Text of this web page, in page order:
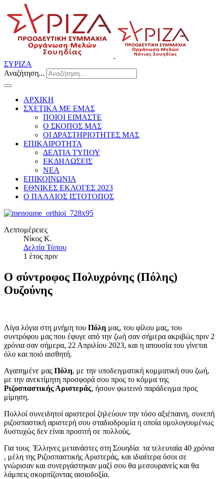
ΣΥΡΙΖΑ
Αναζήτηση...
ΑΡΧΙΚΗ
ΣΧΕΤΙΚΑ ΜΕ ΕΜΑΣ
ΠΟΙΟΙ ΕΙΜΑΣΤΕ
Ο ΣΚΟΠΟΣ ΜΑΣ
ΟΙ ΔΡΑΣΤΗΡΙΟΤΗΤΕΣ ΜΑΣ
ΕΠΙΚΑΙΡΟΤΗΤΑ
ΔΕΛΤΙΑ ΤΥΠΟΥ
ΕΚΔΗΛΩΣΕΙΣ
ΝΕΑ
ΕΠΙΚΟΙΝΩΝΙΑ
ΕΘΝΙΚΕΣ ΕΚΛΟΓΕΣ 2023
Ο ΠΑΛΑΙΟΣ ΙΣΤΟΤΟΠΟΣ
Λεπτομέρειες
Νίκος Κ.
Δελτία Τύπου
1 έτος πριν
Ο σύντροφος Πολυχρόνης (Πόλης)
Ουζούνης
Λίγα λόγια στη μνήμη του Πόλη μας, του φίλου μας, του
συντρόφου μας που έφυγε από την ζωή σαν σήμερα ακριβώς πριν 2
χρόνια σαν σήμερα, 22 Απριλίου 2023, και η απουσία του γίνεται
όλο και ποιό αισθητή.
Αγαπημένε μας Πόλη, με την υποδειγματική κομματική σου ζωή,
με την ανεκτίμητη προσφορά σου προς το κόμμα της
Ριζοσπαστικής Αριστεράς, ήσουν φωτεινό παράδειγμα προς
μίμηση.
Πολλοί συνειδητοί αριστεροί ζηλεύουν την τόσο αξιέπαινη, συνεπή
ριζοσπαστική αριστερή σου σταδιοδρομία η οποία ομολογουμένως
δυστυχώς δεν είναι προσιτή σε πολλούς.
Για τους Έλληνες μετανάστες στη Σουηδία τα τελευταία 40 χρόνια
, μέλη της Ριζοσπαστικής Αριστεράς, και ιδιαίτερα όσοι σε
γνώρισαν και συνεργάστηκαν μαζί σου θα μεσουρανείς και θα
λάμπεις σκορπίζοντας αισιοδοξία.